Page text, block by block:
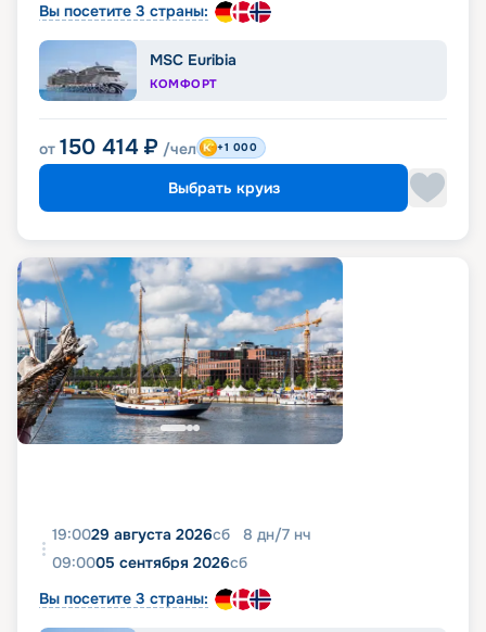
Вы посетите 3 страны:
MSC Euribia
КОМФОРТ
от 150 414 ₽ /чел +1 000
Выбрать круиз
19:0029 августа 2026сб 8 дн/7 нч
09:0005 сентября 2026сб
Вы посетите 3 страны: